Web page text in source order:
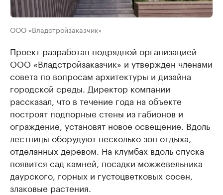
ООО «Владстройзаказчик»
Проект разработан подрядной организацией
ООО «Владстройзаказчик» и утвержден членами
совета по вопросам архитектуры и дизайна
городской среды. Директор компании
рассказал, что в течение года на объекте
построят подпорные стены из габионов и
ограждение, установят новое освещение. Вдоль
лестницы оборудуют несколько зон отдыха,
отделанных деревом. На клумбах вдоль спуска
появится сад камней, посадки можжевельника
даурского, горных и густоцветковых сосен,
злаковые растения.